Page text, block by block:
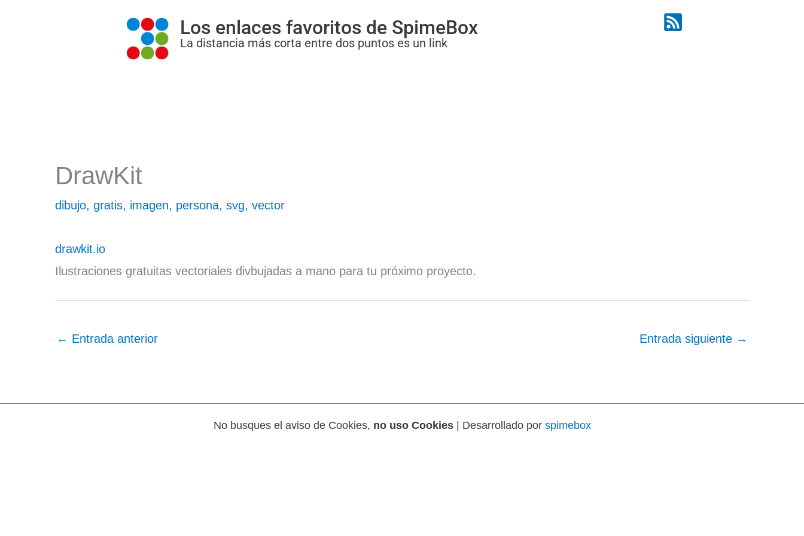
Los enlaces favoritos de SpimeBox
La distancia más corta entre dos puntos es un link
DrawKit
dibujo, gratis, imagen, persona, svg, vector
drawkit.io
Ilustraciones gratuitas vectoriales divbujadas a mano para tu próximo proyecto.
← Entrada anterior Entrada siguiente →
No busques el aviso de Cookies, no uso Cookies| Desarrollado por spimebox